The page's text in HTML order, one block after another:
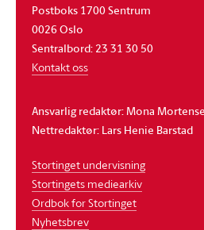
Postboks 1700 Sentrum
0026 Oslo
Sentralbord: 23 31 30 50
Kontakt oss
Ansvarlig redaktør: Mona
Nettredaktør: Lars Henie Barstad
Stortinget undervisning
Stortingets mediearkiv
Ordbok for Stortinget
Nyhetsbrev